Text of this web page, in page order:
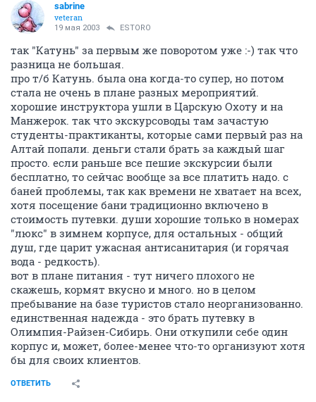
sabrine
veteran
19 мая 2003 ESTORO
так "Катунь" за первым же поворотом уже :-) так что
разница не большая.
про т/б Катунь. была она когда-то супер, но потом
стала не очень в плане разных мероприятий.
хорошие инструктора ушли в Царскую Охоту и на
Манжерок. так что экскурсоводы там зачастую
студенты-практиканты, которые сами первый раз на
Алтай попали. деньги стали брать за каждый шаг
просто. если раньше все пешие экскурсии были
бесплатно, то сейчас вообще за все платить надо. с
баней проблемы, так как времени не хватает на всех,
хотя посещение бани традиционно включено в
стоимость путевки. души хорошие только в номерах
"люкс" в зимнем корпусе, для остальных - общий
душ, где царит ужасная антисанитария (и горячая
вода - редкость).
вот в плане питания - тут ничего плохого не
скажешь, кормят вкусно и много. но в целом
пребывание на базе туристов стало неорганизованно.
единственная надежда - это брать путевку в
Олимпия-Райзен-Сибирь. Они откупили себе один
корпус и, может, более-менее что-то организуют хотя
бы для своих клиентов.
ОТВЕТИТЬ